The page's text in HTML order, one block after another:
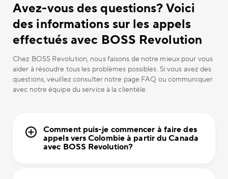
Avez-vous des questions? Voici
des informations sur les appels
effectués avec BOSS Revolution
Chez BOSS Revolution, nous faisons de notre mieux pour vous
aider à résoudre tous les problèmes possibles. Si vous avez des
questions, veuillez consulter notre page FAQ ou communiquer
avec notre équipe du service à la clientèle.
Comment puis-je commencer à faire des
appels vers Colombie à partir du Canada
avec BOSS Revolution?